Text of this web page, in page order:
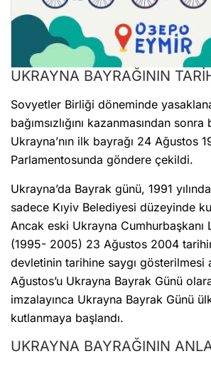
UKRAYNA BAYRAĞININ
Sovyetler Birliği döneminde
bağımsızlığını kazanmasından sonra
Ukrayna’nın ilk bayrağı 24 Ağustos
Parlamentosunda göndere çekildi.
Ukrayna’da Bayrak günü, 1991
sadece Kıyiv Belediyesi düzeyinde
Ancak eski Ukrayna Cumhurbaşkanı
(1995- 2005) 23 Ağustos 2004
devletinin tarihine saygı gösterilmesi
Ağustos’u Ukrayna Bayrak Günü
imzalayınca Ukrayna Bayrak Günü
kutlanmaya başlandı.
UKRAYNA BAYRAĞININ